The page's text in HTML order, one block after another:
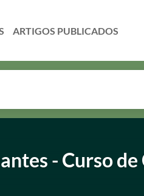
- Curso